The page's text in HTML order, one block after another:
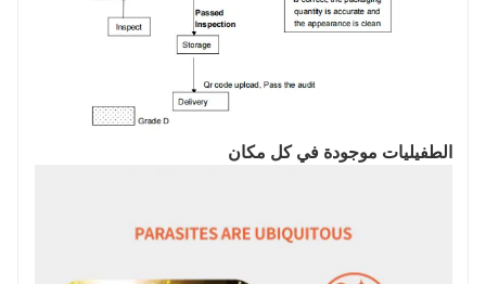
الطفيليات موجودة في كل مكان